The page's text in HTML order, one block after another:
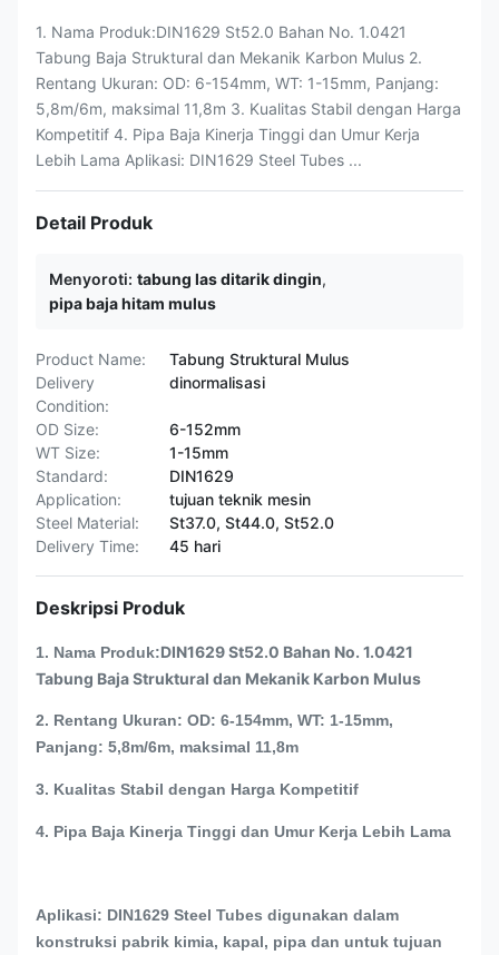
1. Nama Produk:DIN1629 St52.0 Bahan No. 1.0421
Tabung Baja Struktural dan Mekanik Karbon Mulus 2.
Rentang Ukuran: OD: 6-154mm, WT: 1-15mm, Panjang:
5,8m/6m, maksimal 11,8m 3. Kualitas Stabil dengan Harga
Kompetitif 4. Pipa Baja Kinerja Tinggi dan Umur Kerja
Lebih Lama Aplikasi: DIN1629 Steel Tubes ...
Detail Produk
Menyoroti: tabung las ditarik dingin,
pipa baja hitam mulus
Product Name:
Tabung Struktural Mulus
Delivery
Condition:
dinormalisasi
OD Size:
6-152mm
WT Size:
1-15mm
Standard:
DIN1629
Application:
tujuan teknik mesin
Steel Material:
St37.0, St44.0, St52.0
Delivery Time:
45 hari
Deskripsi Produk
1. Nama Produk:DIN1629 St52.0 Bahan No. 1.0421
Tabung Baja Struktural dan Mekanik Karbon Mulus
2. Rentang Ukuran: OD: 6-154mm, WT: 1-15mm,
Panjang: 5,8m/6m, maksimal 11,8m
3. Kualitas Stabil dengan Harga Kompetitif
4. Pipa Baja Kinerja Tinggi dan Umur Kerja Lebih Lama
Aplikasi: DIN1629 Steel Tubes digunakan dalam
konstruksi pabrik kimia, kapal, pipa dan untuk tujuan